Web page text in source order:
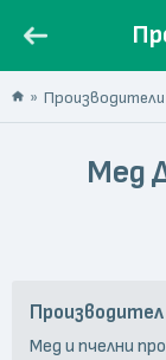
Производители
Мед
Производител
Мед и пчелни